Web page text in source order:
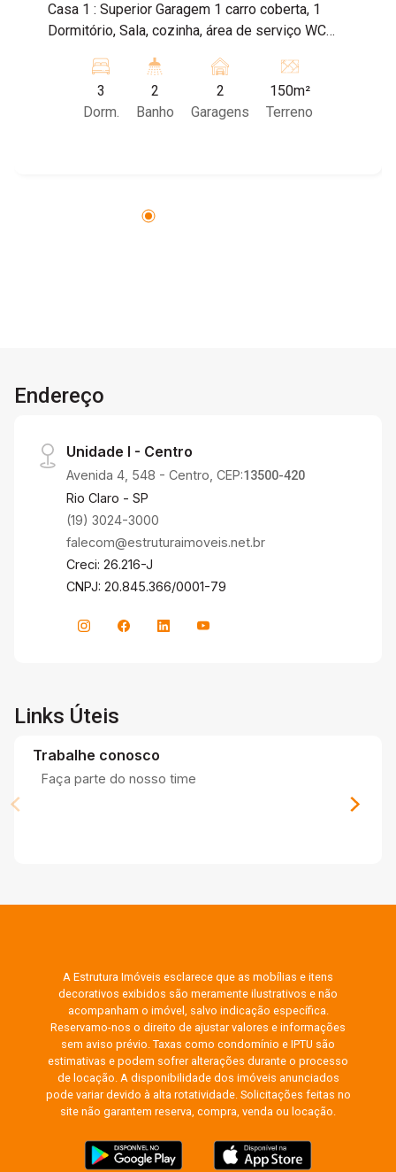
Casa 1 : Superior Garagem 1 carro coberta, 1
Dormitório, Sala, cozinha, área de serviço WC
dormitórios sendo uma suite, Sala ampla,
cozinha a pequeno quintal
3
Dorm.
2
Banho
2
Garagens
150m²
Terreno
Endereço
Unidade I - Centro
Avenida 4, 548 - Centro, CEP:13500-420
Rio Claro - SP
(19) 3024-3000
falecom@estruturaimoveis.net.br
Creci: 26.216-J
CNPJ: 20.845.366/0001-79
Links Úteis
Trabalhe conosco
Faça parte do nosso time
A Estrutura Imóveis esclarece que as mobílias e itens
decorativos exibidos são meramente ilustrativos e não
acompanham o imóvel, salvo indicação específica.
Reservamo-nos o direito de ajustar valores e informações
sem aviso prévio. Taxas como condomínio e IPTU são
estimativas e podem sofrer alterações durante o processo
de locação. A disponibilidade dos imóveis anunciados
pode variar devido à alta rotatividade. Solicitações feitas no
site não garantem reserva, compra, venda ou locação.